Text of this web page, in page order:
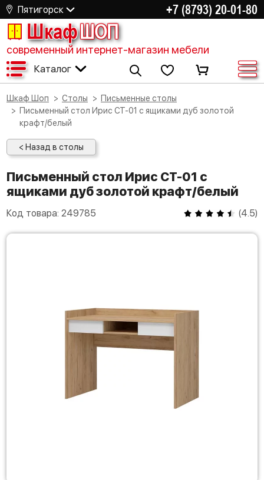
Пятигорск +7 (8793) 20-01-80
ШкафШОП
современный интернет-магазин мебели
Каталог
Шкаф Шоп Столы
Письменные столы
Письменный стол Ирис СТ-01 с ящиками дуб золотой
крафт/белый
< Назад в столы
Письменный стол Ирис СТ-01 с
ящиками дуб золотой крафт/белый
Код товара: 249785 (4.5)